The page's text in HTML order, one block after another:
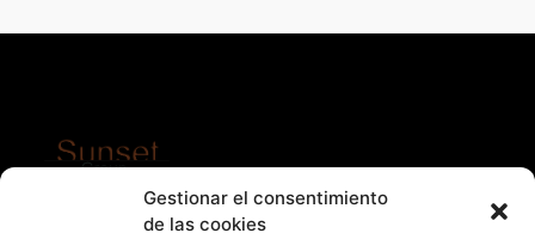
Gestionar el consentimiento
de las cookies
Agencia de Marketing y Comunicación